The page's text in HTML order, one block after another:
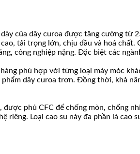
của dây curoa được tăng cường từ
tải trọng lớn, chịu dầu và hoá chất.
công nghiệp nặng. Đặc biệt các
phù hợp với từng loại máy móc
dây curoa trơn. Đồng thời, khả
phủ CFC để chống mòn, chống
riêng. Loại cao su này đa phần là cao